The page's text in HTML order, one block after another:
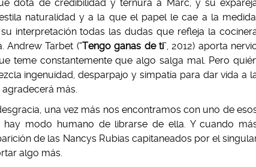
dota de credibilidad y ternura a Marc, y su
naturalidad y a la que el papel le cae a la
su interpretación todas las dudas que refleja la
Andrew Tarbet (“Tengo ganas de ti”, 2012) aporta
teme constantemente que algo salga mal. Pero
ingenuidad, desparpajo y simpatía para dar vida a
más.
una vez más nos encontramos con uno de
modo humano de librarse de ella. Y cuando
de las Nancys Rubias capitaneados por el
algo más.